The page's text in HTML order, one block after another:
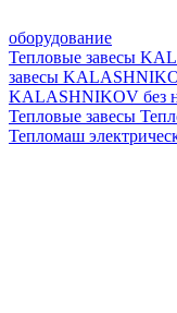
оборудование
Тепловые завесы
завесы
KALASHNIKOV без
Тепловые завесы
Тепломаш